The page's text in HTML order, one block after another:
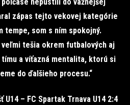
zápas tejto vekovej kategórie
tempe, som s ním spokojný.
veľmi tešia okrem futbalových aj
a víťazná mentalita, ktorú si
do ďalšieho procesu.“
U14 – FC Spartak Trnava U14 2:4